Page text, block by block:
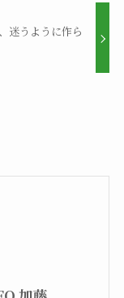
迷うように作ら